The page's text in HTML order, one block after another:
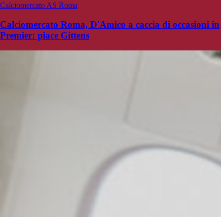
Calciomercato AS Roma
Calciomercato Roma, D'Amico a caccia di occasioni in
Premier: piace Gittens